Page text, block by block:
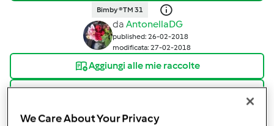
Bimby ® TM 31
da AntonellaDG
published: 26-02-2018
modificata: 27-02-2018
Aggiungi alle mie raccolte
condividi la ricetta
Crea variante
We Care About Your Privacy